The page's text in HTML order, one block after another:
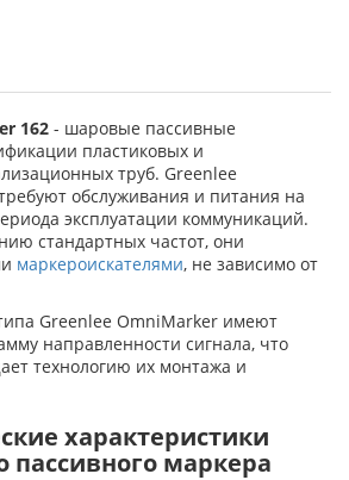
162 - шаровые пассивные
пластиковых и
труб. Greenlee
обслуживания и питания на
эксплуатации коммуникаций.
стандартных частот, они
маркероискателями, не зависимо от
Greenlee OmniMarker имеют
направленности сигнала, что
технологию их монтажа и
характеристики
пассивного маркера